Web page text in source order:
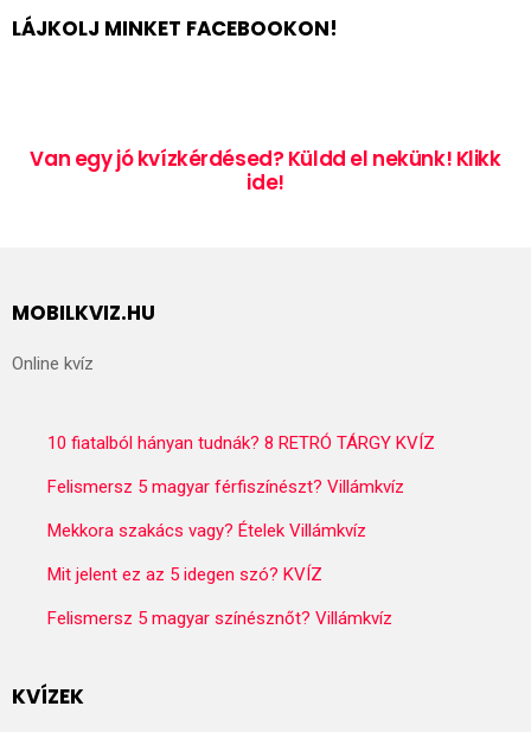
LÁJKOLJ MINKET FACEBOOKON!
Van egy jó kvízkérdésed? Küldd el nekünk! Klikk
ide!
MOBILKVIZ.HU
Online kvíz
10 fiatalból hányan tudnák? 8 RETRÓ TÁRGY KVÍZ
Felismersz 5 magyar férfiszínészt? Villámkvíz
Mekkora szakács vagy? Ételek Villámkvíz
Mit jelent ez az 5 idegen szó? KVÍZ
Felismersz 5 magyar színésznőt? Villámkvíz
KVÍZEK